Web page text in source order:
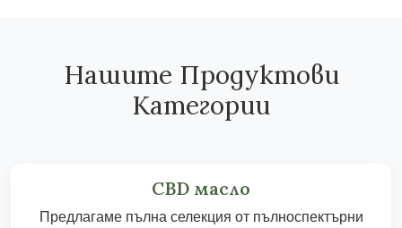
Нашите Продуктови
Категории
CBD масло
Предлагаме пълна селекция от пълноспектърни